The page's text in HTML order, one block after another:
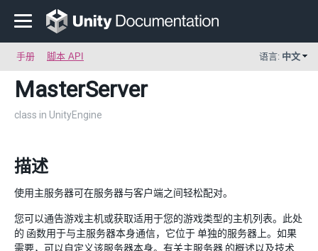
手册 脚本 API 语言: 中文
MasterServer
class in UnityEngine
描述
使用主服务器可在服务器与客户端之间轻松配对。
您可以通告游戏主机或获取适用于您的游戏类型的主机列表。此处
的 函数用于与主服务器本身通信，它位于 单独的服务器上。如果
需要，可以自定义该服务器本身。有关主服务器 的概述以及技术